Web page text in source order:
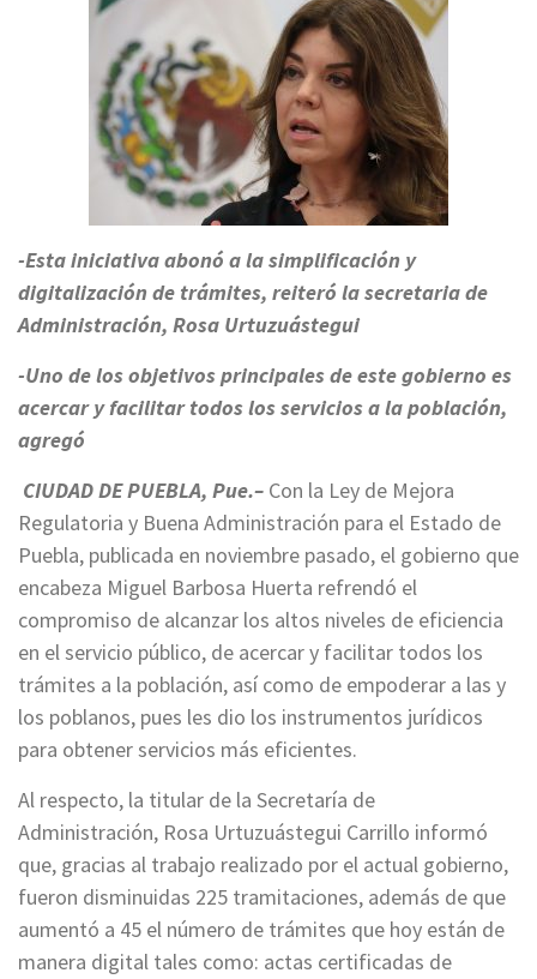
-Esta iniciativa abonó a la simplificación y
digitalización de trámites, reiteró la secretaria de
Administración, Rosa Urtuzuástegui
-Uno de los objetivos principales de este gobierno es
acercar y facilitar todos los servicios a la población,
agregó
CIUDAD DE PUEBLA, Pue.– Con la Ley de Mejora
Regulatoria y Buena Administración para el Estado de
Puebla, publicada en noviembre pasado, el gobierno que
encabeza Miguel Barbosa Huerta refrendó el
compromiso de alcanzar los altos niveles de eficiencia
en el servicio público, de acercar y facilitar todos los
trámites a la población, así como de empoderar a las y
los poblanos, pues les dio los instrumentos jurídicos
para obtener servicios más eficientes.
Al respecto, la titular de la Secretaría de
Administración, Rosa Urtuzuástegui Carrillo informó
que, gracias al trabajo realizado por el actual gobierno,
fueron disminuidas 225 tramitaciones, además de que
aumentó a 45 el número de trámites que hoy están de
manera digital tales como: actas certificadas de